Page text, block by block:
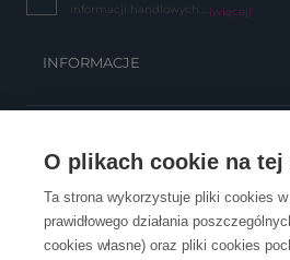
O plikach cookie na
Ta strona wykorzystuje pliki cookies
prawidłowego działania
cookies własne) oraz pliki cookies
informacji handlowych... (więcej)
INFORMACJE
OBSŁUGA KLIENTA
KONTAKT